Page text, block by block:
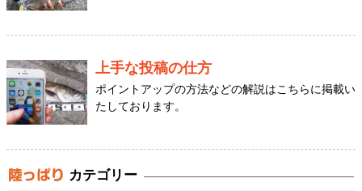
上手な投稿の仕方
ポイントアップの方法などの解説はこちらに掲載い
たしております。
カテゴリー